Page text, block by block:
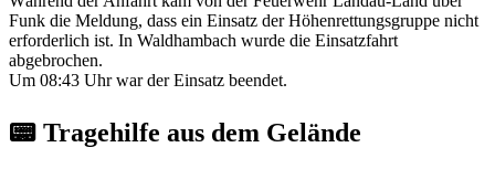
Funk die Meldung, dass ein Einsatz der Höhenrettungsgruppe nicht
erforderlich ist. In Waldhambach wurde die Einsatzfahrt
abgebrochen.
Um 08:43 Uhr war der Einsatz beendet.
📟 Tragehilfe aus dem Gelände